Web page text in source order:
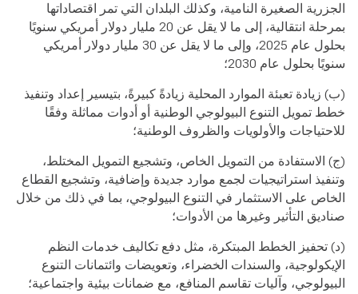
الجزرية الصغيرة النامية، وكذلك البلدان التي تمر اقتصاداتها
بمرحلة انتقالية، إلى ما لا يقل عن 20 مليار دولار أمريكي سنويًا
بحلول عام 2025، وإلى ما لا يقل عن 30 مليار دولار أمريكي
سنويًا بحلول عام 2030؛
(ب) زيادة تعبئة الموارد المحلية زيادةً كبيرةً، بتيسير إعداد وتنفيذ
خطط تمويل التنوع البيولوجي الوطنية أو أدوات مماثلة وفقًا
للاحتياجات والأولويات والظروف الوطنية؛
(ج) الاستفادة من التمويل الخاص، وتشجيع التمويل المختلط،
وتنفيذ استراتيجيات لجمع موارد جديدة وإضافية، وتشجيع القطاع
الخاص على الاستثمار في التنوع البيولوجي، بما في ذلك من خلال
صناديق التأثير وغيرها من الأدوات؛
(د) تحفيز الخطط المبتكرة، مثل دفع تكاليف خدمات النظم
الإيكولوجية، والسندات الخضراء، وتعويضات وائتمانات التنوع
البيولوجي، وآليات تقاسم المنافع، مع ضمانات بيئية واجتماعية؛